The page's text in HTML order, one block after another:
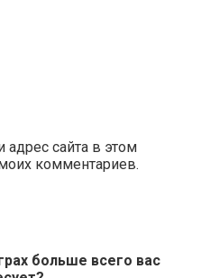
адрес сайта в этом
комментариев.
больше всего вас